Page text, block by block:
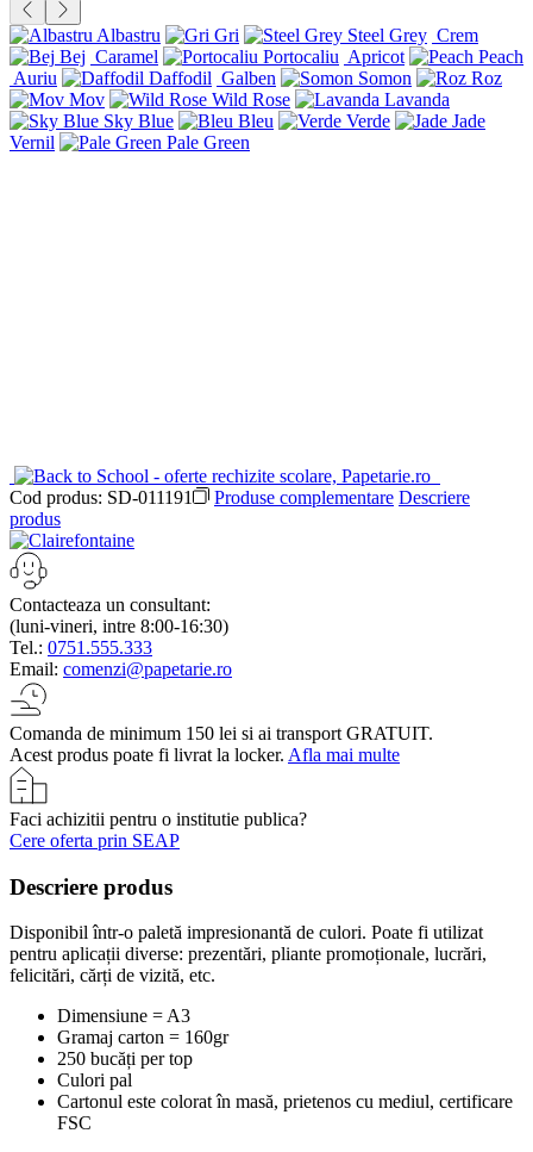
Albastru Gri Steel Grey Crem
Bej Caramel Portocaliu Apricot
Peach
Auriu
Daffodil Galben Somon
Roz
Mov
Wild Rose
Lavanda
Sky Blue
Bleu Verde
Jade
Vernil
Pale Green
Cod produs: SD-011191 Produse complementare Descriere
produs
Contacteaza un consultant:
(luni-vineri, intre 8:00-16:30)
Tel.: 0751.555.333
Email: comenzi@papetarie.ro
Comanda de minimum 150 lei si ai transport GRATUIT.
Acest produs poate fi livrat la locker. Afla mai multe
Faci achizitii pentru o institutie publica?
Cere oferta prin SEAP
Descriere produs
Disponibil într-o paletă impresionantă de culori. Poate fi utilizat
pentru aplicații diverse: prezentări, pliante promoționale, lucrări,
felicitări, cărți de vizită, etc.
Dimensiune = A3
Gramaj carton = 160gr
250 bucăți per top
Culori pal
Cartonul este colorat în masă, prietenos cu mediul, certificare
FSC